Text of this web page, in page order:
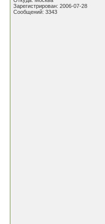
Зарегистрирован: 2006-07-28
Сообщений: 3343